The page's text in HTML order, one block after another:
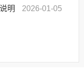
明 2026-01-05